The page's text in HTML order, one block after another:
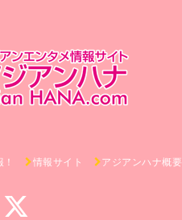
情報サイト アジアンハナ概要